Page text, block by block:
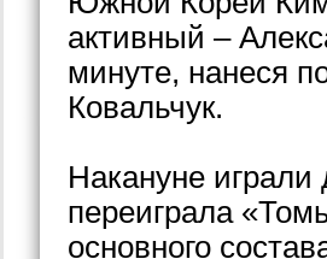
активный –
минуте, нанеся
Ковальчук.
Накануне
переиграла
основного